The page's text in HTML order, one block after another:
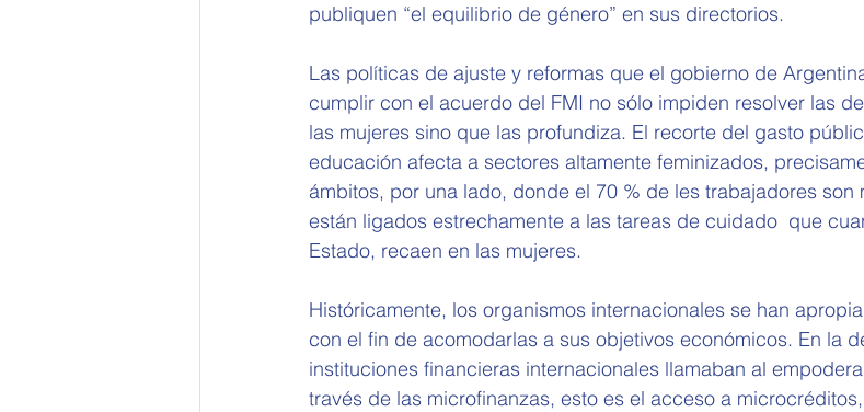
publiquen “el equilibrio de género” en sus directorios.
Las políticas de ajuste y reformas que el gobierno de
cumplir con el acuerdo del FMI no sólo impiden resolver las
las mujeres sino que las profundiza. El recorte del gasto
educación afecta a sectores altamente feminizados,
ámbitos, por una lado, donde el 70 % de les trabajadores son
están ligados estrechamente a las tareas de cuidado  que
Estado, recaen en las mujeres.
Históricamente, los organismos internacionales se han
con el fin de acomodarlas a sus objetivos económicos. En la
instituciones financieras internacionales llamaban al
través de las microfinanzas, esto es el acceso a